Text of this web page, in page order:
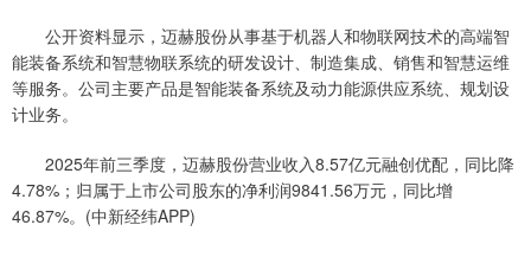
公开资料显示，迈赫股份从事基于机器人和物联网技术的高端智
能装备系统和智慧物联系统的研发设计、制造集成、销售和智慧运维
等服务。公司主要产品是智能装备系统及动力能源供应系统、规划设
计业务。
2025年前三季度，迈赫股份营业收入8.57亿元融创优配，同比降
4.78%；归属于上市公司股东的净利润9841.56万元，同比增
46.87%。(中新经纬APP)